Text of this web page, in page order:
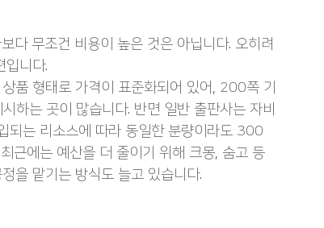
다 무조건 비용이 높은 것은 아닙니다. 오히려
입니다.
품 형태로 가격이 표준화되어 있어, 200쪽 기
는 곳이 많습니다. 반면 일반 출판사는 자비
되는 리소스에 따라 동일한 분량이라도 300
근에는 예산을 더 줄이기 위해 크몽, 숨고 등
을 맡기는 방식도 늘고 있습니다.